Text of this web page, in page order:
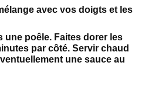
avec vos doigts et les
une poêle. Faites dorer les
par côté. Servir chaud
une sauce au